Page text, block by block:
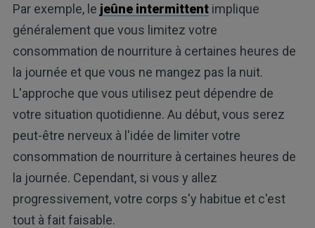
Par exemple, le jeûne intermittentimplique
généralement que vous limitez votre
consommation de nourriture à certaines heures de
la journée et que vous ne mangez pas la nuit.
L'approche que vous utilisez peut dépendre de
votre situation quotidienne. Au début, vous serez
peut-être nerveux à l'idée de limiter votre
consommation de nourriture à certaines heures de
la journée. Cependant, si vous y allez
progressivement, votre corps s'y habitue et c'est
tout à fait faisable.